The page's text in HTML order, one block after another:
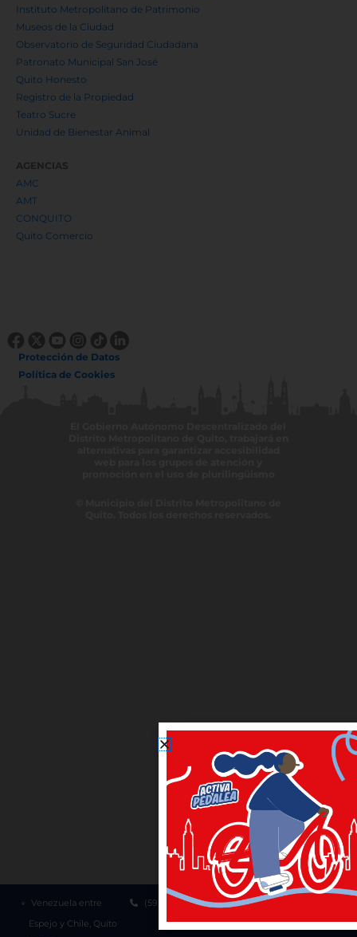
Instituto Metropolitano de Patrimonio
Museos de la Ciudad
Observatorio de Seguridad Ciudadana
Patronato Municipal San José
Quito Honesto
Registro de la Propiedad
Teatro Sucre
Unidad de Bienestar Animal
AGENCIAS
AMC
AMT
CONQUITO
Quito Comercio
Protección de Datos
Política de Cookies
Venezuela entre
Espejo y Chile, Quito
(593-2) 3952300 1800 510 510